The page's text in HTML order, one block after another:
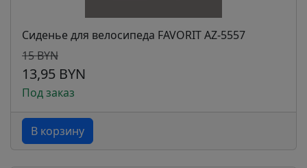
Сиденье для велосипеда FAVORIT AZ-5557
15 BYN
13,95 BYN
Под заказ
В корзину